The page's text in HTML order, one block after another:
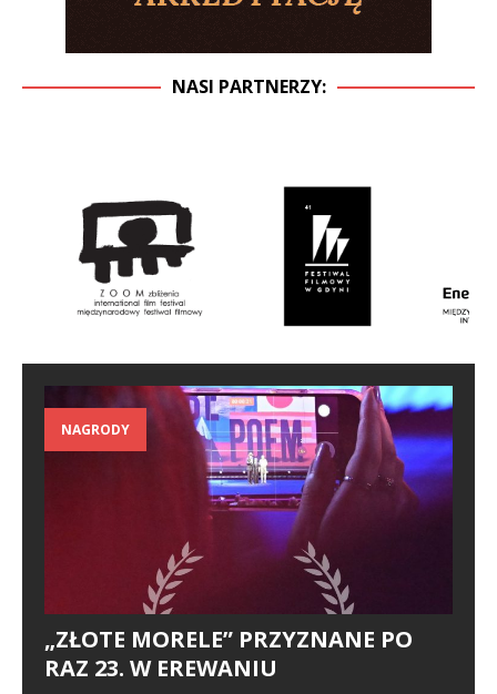
NASI PARTNERZY:
NAGRODY
„ZŁOTE MORELE” PRZYZNANE PO
RAZ 23. W EREWANIU